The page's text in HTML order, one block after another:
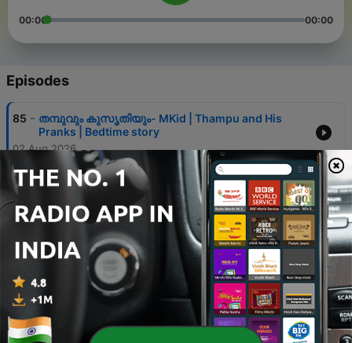
00:00 00:00
Episodes
85 - തമ്പുവും കുസൃതിയും- MKid | Thampu and His
Pranks | Bedtime story
02 Aug 2026
84 - തമ്പുക്കുട്ടനും മിന്നുക്കുട്ടിയും സ്കൂളിലേക്ക്! -- MKid |
Minnu | Thambu | Moral Story
26 Jul 2026
83 - മുത്തശ്ശിയെ സഹായിച്ച മിന്നു! - MKid | Minnu |
Moral Story
82 - അങ്ങനെ മഴവില്ലുണ്ടായി | Bedtime Story for Kids
12 Jul 2026